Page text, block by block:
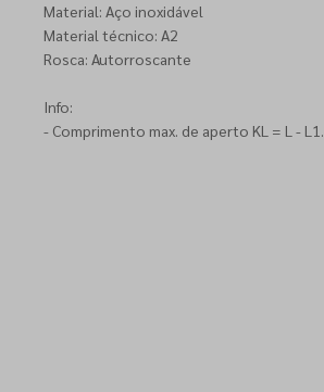
Material: Aço inoxidável
Material técnico: A2
Rosca: Autorroscante
Info:
- Comprimento max. de aperto KL = L - L1.